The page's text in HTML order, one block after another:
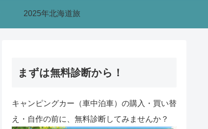
2025年北海道旅
まずは無料診断から！
キャンピングカー（車中泊車）の購入・買い替
え・自作の前に、無料診断してみませんか？